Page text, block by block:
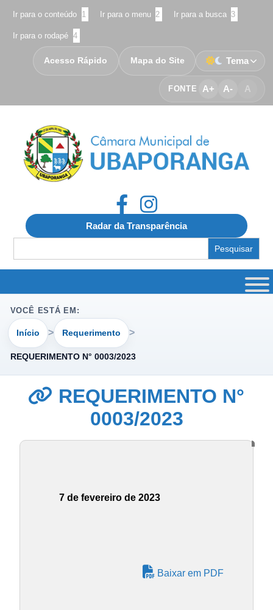
Ir para o conteúdo 1 Ir para o menu 2 Ir para a busca 3
Ir para o rodapé 4
FONTE A+ A- A
Acesso Rápido Mapa do Site Tema
Radar da Transparência
for:
VOCÊ ESTÁ EM:
Início Requerimento
REQUERIMENTO N° 0003/2023
REQUERIMENTO N°
0003/2023
7 de fevereiro de 2023
Baixar em PDF